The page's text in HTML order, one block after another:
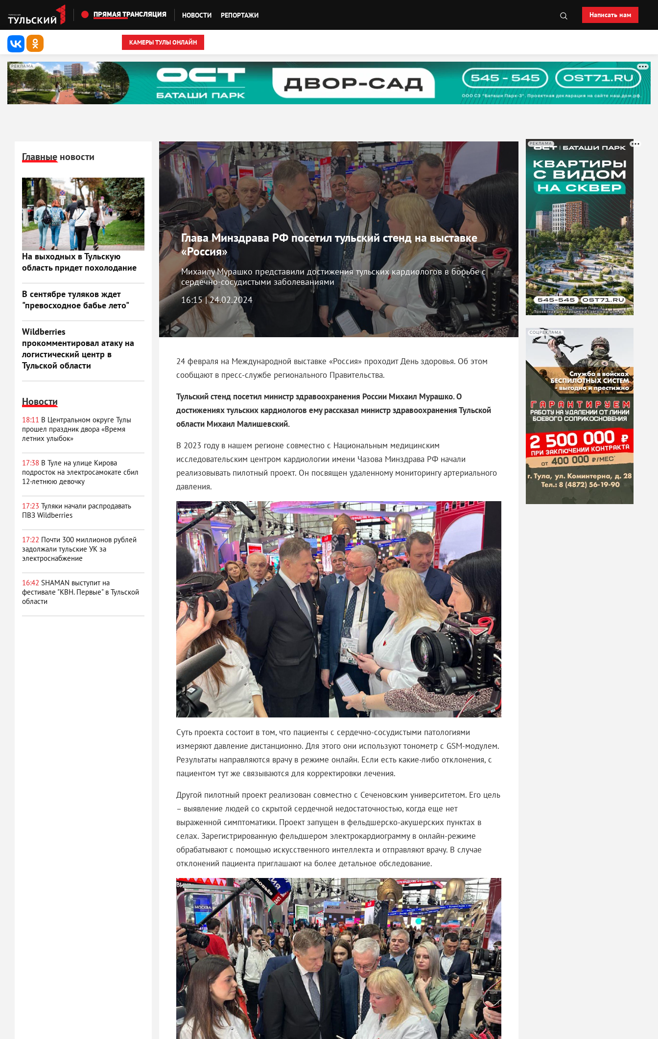
Перейти к основному содержанию
ПРЯМАЯ ТРАНСЛЯЦИЯ НОВОСТИ РЕПОРТАЖИ Написать нам
КАМЕРЫ ТУЛЫ ОНЛАЙН
РЕКЛАМА
Главные новости
На выходных в Тульскую
область придет похолодание
В сентябре туляков ждет
"превосходное бабье лето"
Wildberries
прокомментировал атаку на
логистический центр в
Тульской области
Новости
18:11 В Центральном округе Тулы
прошел праздник двора «Время
летних улыбок»
17:38 В Туле на улице Кирова
подросток на электросамокате сбил
12-летнюю девочку
17:23 Туляки начали распродавать
ПВЗ Wildberries
17:22 Почти 300 миллионов рублей
задолжали тульские УК за
электроснабжение
16:42 SHAMAN выступит на
фестивале "КВН. Первые" в Тульской
области
Глава Минздрава РФ посетил тульский стенд на выставке
«Россия»
Михаилу Мурашко представили достижения тульских кардиологов в борьбе с
сердечно-сосудистыми заболеваниями
16:15 | 24.02.2024
24 февраля на Международной выставке «Россия» проходит День здоровья. Об этом
сообщают в пресс-службе регионального Правительства.
Тульский стенд посетил министр здравоохранения России Михаил Мурашко. О
достижениях тульских кардиологов ему рассказал министр здравоохранения Тульской
области Михаил Малишевский.
В 2023 году в нашем регионе совместно с Национальным медицинским
исследовательским центром кардиологии имени Чазова Минздрава РФ начали
реализовывать пилотный проект. Он посвящен удаленному мониторингу артериального
давления.
Суть проекта состоит в том, что пациенты с сердечно-сосудистыми патологиями
измеряют давление дистанционно. Для этого они используют тонометр с GSM-модулем.
Результаты направляются врачу в режиме онлайн. Если есть какие-либо отклонения, с
пациентом тут же связываются для корректировки лечения.
Другой пилотный проект реализован совместно с Сеченовским университетом. Его цель
– выявление людей со скрытой сердечной недостаточностью, когда еще нет
выраженной симптоматики. Проект запущен в фельдшерско-акушерских пунктах в
селах. Зарегистрированную фельдшером электрокардиограмму в онлайн-режиме
обрабатывают с помощью искусственного интеллекта и отправляют врачу. В случае
отклонений пациента приглашают на более детальное обследование.
РЕКЛАМА
СОЦРЕКЛАМА